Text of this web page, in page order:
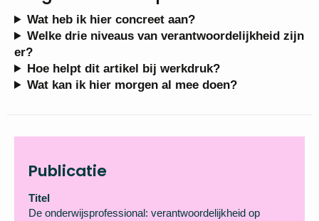
Wat heb ik hier concreet aan?
Welke drie niveaus van verantwoordelijkheid zijn
er?
Hoe helpt dit artikel bij werkdruk?
Wat kan ik hier morgen al mee doen?
Publicatie
Titel
De onderwijsprofessional: verantwoordelijkheid op